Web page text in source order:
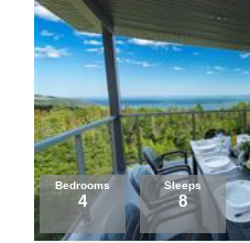
Bedrooms
4
Sleeps
8